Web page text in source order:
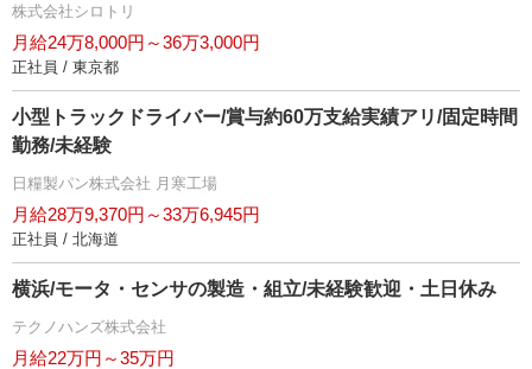
株式会社シロトリ
月給24万8,000円～36万3,000円
正社員 / 東京都
小型トラックドライバー/賞与約60万支給実績アリ/固定時間
勤務/未経験
日糧製パン株式会社 月寒工場
月給28万9,370円～33万6,945円
正社員 / 北海道
横浜/モータ・センサの製造・組立/未経験歓迎・土日休み
テクノハンズ株式会社
月給22万円～35万円